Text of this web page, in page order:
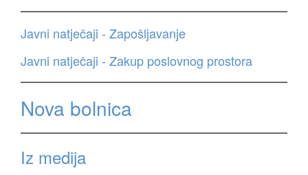
Javni natječaji - Zapošljavanje
Javni natječaji - Zakup poslovnog prostora
Nova bolnica
Iz medija